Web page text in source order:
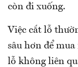
còn đi xuống.
Việc cắt lỗ
sâu hơn để
lỗ không liên